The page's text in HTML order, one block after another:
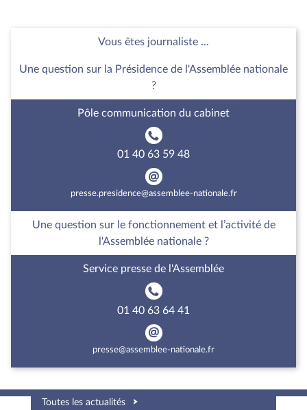
Vous êtes journaliste ...
Une question sur la Présidence de l'Assemblée nationale
?
Pôle communication du cabinet
01 40 63 59 48
presse.presidence@assemblee-nationale.fr
Une question sur le fonctionnement et l’activité de
l'Assemblée nationale ?
Service presse de l'Assemblée
01 40 63 64 41
presse@assemblee-nationale.fr
Toutes les actualités